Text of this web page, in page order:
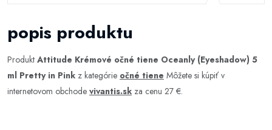
popis produktu
Produkt Attitude Krémové očné tiene Oceanly (Eyeshadow) 5
ml Pretty in Pink z kategórie očné tiene Môžete si kúpiť v
internetovom obchode vivantis.sk za cenu 27 €.